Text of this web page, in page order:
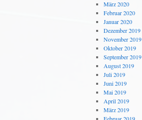
März 2020
Februar 2020
Januar 2020
Dezember 2019
November 2019
Oktober 2019
September 2019
August 2019
Juli 2019
Juni 2019
Mai 2019
April 2019
März 2019